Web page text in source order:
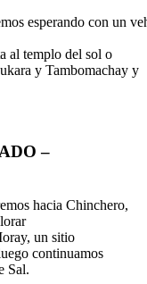
esperando con un
al templo del sol o
y Tambomachay y
–
hacia Chinchero,
un sitio
continuamos
Sal.